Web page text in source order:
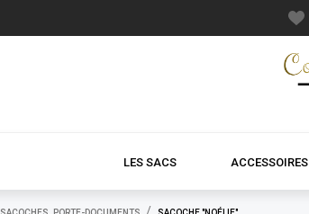
LES SACS ACCESSOIRES